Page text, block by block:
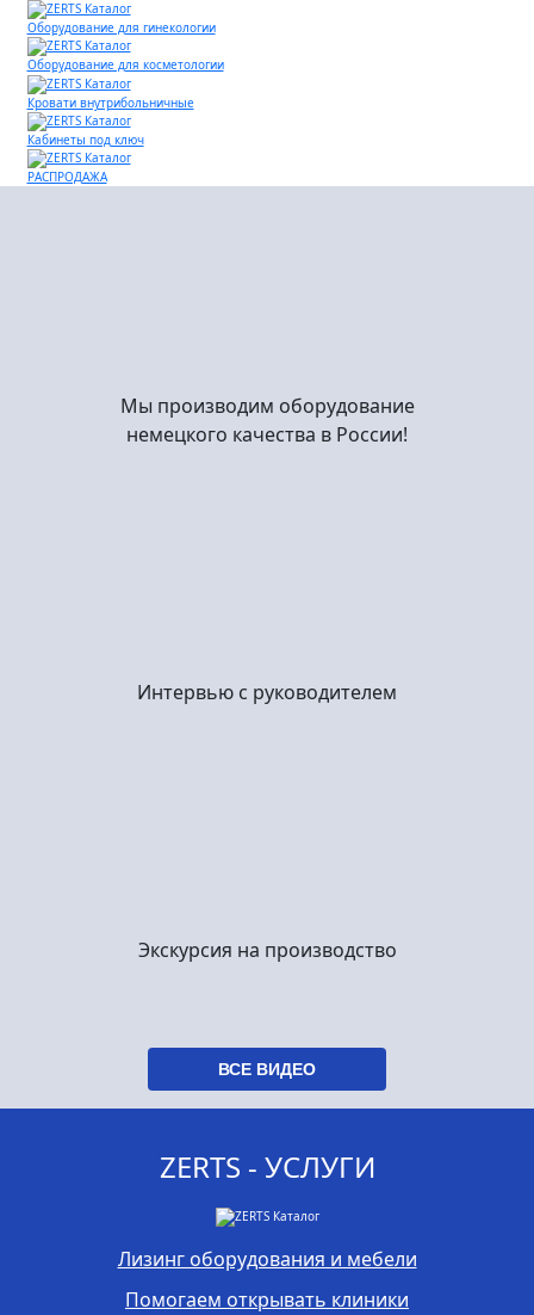
Оборудование для гинекологии
Оборудование для косметологии
Кровати внутрибольничные
Кабинеты под ключ
РАСПРОДАЖА
Мы производим оборудование
немецкого качества в России!
Интервью с руководителем
Экскурсия на производство
ВСЕ ВИДЕО
ZERTS - УСЛУГИ
Лизинг оборудования и мебели
Помогаем открывать клиники